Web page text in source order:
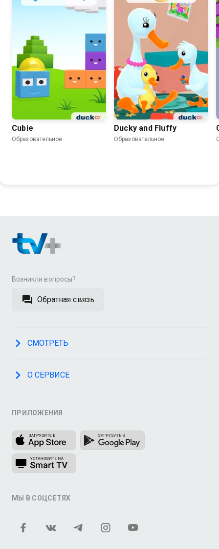
Cubie
Образовательное
Ducky and Fluffy
Образовательное
Возникли вопросы?
Обратная связь
СМОТРЕТЬ
О СЕРВИСЕ
ПРИЛОЖЕНИЯ
МЫ В СОЦСЕТЯХ